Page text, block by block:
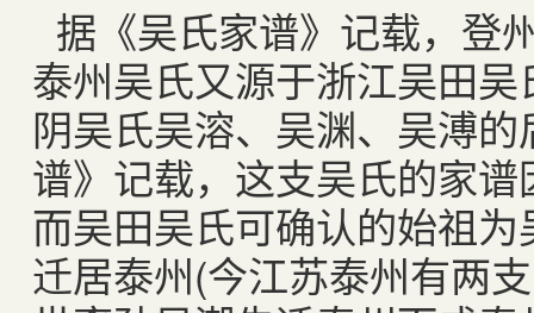
据《吴氏家谱》记载，登
泰州吴氏又源于浙江吴田
阴吴氏吴溶、吴渊、吴溥
谱》记载，这支吴氏的家
而吴田吴氏可确认的始祖
迁居泰州(今江苏泰州有两